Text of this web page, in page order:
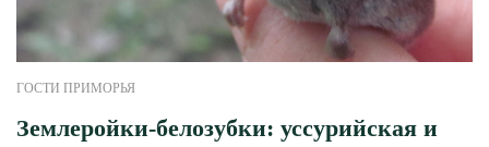
ГОСТИ ПРИМОРЬЯ
Землеройки-белозубки: уссурийская и